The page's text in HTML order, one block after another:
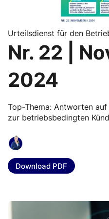
Urteilsdienst für den
Nr. 22 |
2024
Top-Thema: Antworten
zur betriebsbedingten
Download PDF